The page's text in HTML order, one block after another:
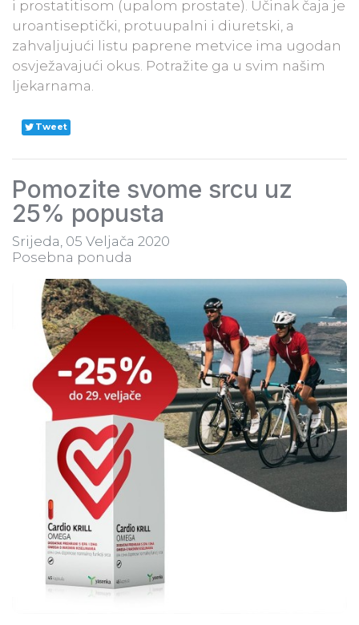
i prostatitisom (upalom prostate). Učinak čaja je
uroantiseptički, protuupalni i diuretski, a
zahvaljujući listu paprene metvice ima ugodan
osvježavajući okus. Potražite ga u svim našim
ljekarnama.
Tweet
Pomozite svome srcu uz
25% popusta
Srijeda, 05 Veljača 2020
Posebna ponuda